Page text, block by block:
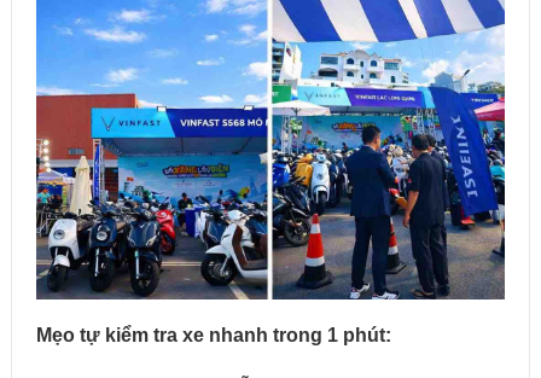
Mẹo tự kiểm tra xe nhanh trong 1 phút: